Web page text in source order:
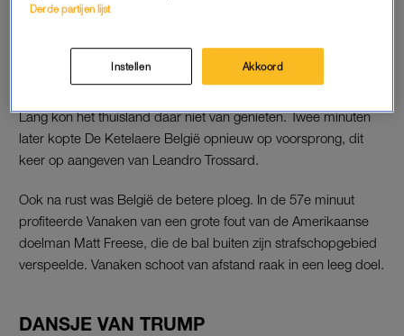
De Ketelaere zette de Rode Duivels al na negen minuten op
oud-PSV’er Malik Tillman, die een vrije trap via Hans Vanaken
Lang kon het thuisland daar niet van genieten. Twee minuten
later kopte De Ketelaere België opnieuw op voorsprong, dit
keer op aangeven van Leandro Trossard.
Ook na rust was België de betere ploeg. In de 57e minuut
profiteerde Vanaken van een grote fout van de Amerikaanse
doelman Matt Freese, die de bal buiten zijn strafschopgebied
verspeelde. Vanaken schoot van afstand raak in een leeg doel.
DANSJE VAN TRUMP
Derde partijen lijst
Instellen Akkoord